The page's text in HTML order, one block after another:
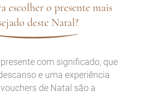
escolher o presente mais
deste Natal?
com significado, que
e uma experiência
de Natal são a